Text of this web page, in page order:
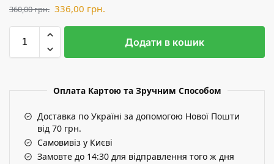
360,00грн. 336,00 грн.
Додати в кошик
Оплата Картою та Зручним Способом
Доставка по Україні за допомогою Нової Пошти
від 70 грн.
Самовивіз у Києві
Замовте до 14:30 для відправлення того ж дня